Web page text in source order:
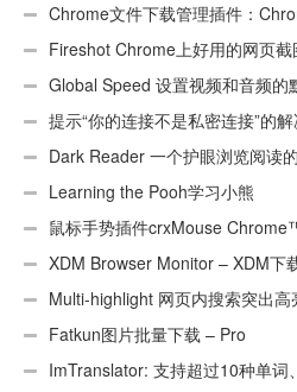
Chrome文件下载管理插件：
Fireshot Chrome上好用的网页
页）Global Speed 设置视频和音频的
提示“你的连接不是私密连接”的
Dark Reader 一个护眼浏览阅读
Learning the Pooh学习小熊
鼠标手势插件crxMouse
Chrome(TM)汉化版）
XDM Browser Monitor – XDM下
Multi-highlight 网页内搜索突出高
Fatkun图片批量下载 – Pro
ImTranslator: 支持超过10种单词